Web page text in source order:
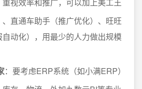
、直通车助手（推广优化）、旺旺
动化），用最少的人力做出规模
：要考虑ERP系统（如小满ERP）